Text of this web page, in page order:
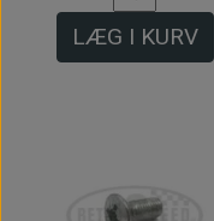
LÆG I KURV